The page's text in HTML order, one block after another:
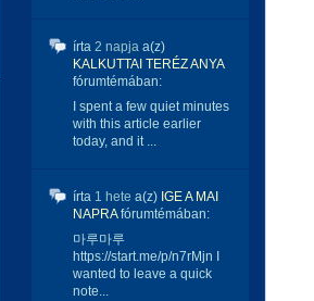
írta 2 napja a(z)
KALKUTTAI TERÉZ ANYA
fórumtémában:
I spent a few quiet minutes
with this article earlier
today, and it ...
írta 1 hete a(z) IGE A MAI
NAPRAfórumtémában:
마루마루
https://start.me/p/n7rMjn I
wanted to leave a quick
note...